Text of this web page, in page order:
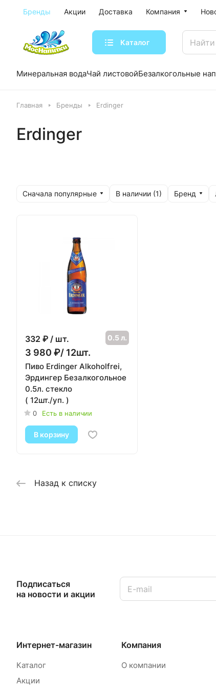
Бренды Акции Доставка Компания
Каталог
Минеральная водаЧай листовойБезалкогольные
Главная Бренды Erdinger
Erdinger
Сначала популярные В наличии (1) Бренд
332 ₽ / шт. 0.5 л.
3 980 ₽/ 12шт.
Пиво Erdinger Alkoholfrei,
Эрдингер Безалкогольное
0.5л. стекло
( 12шт./уп. )
0 Есть в наличии
В корзину
Назад к списку
Подписаться
на новости и акции
Интернет-магазин
Каталог
Акции
Компания
О компании